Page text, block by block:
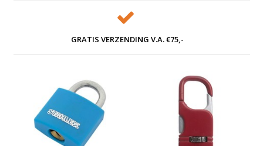
GRATIS VERZENDING V.A. €75,-